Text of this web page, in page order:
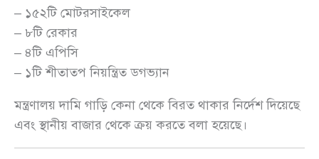
– ১৫২টি মোটরসাইকেল
– ৮টি রেকার
– ৪টি এপিসি
– ১টি শীতাতপ নিয়ন্ত্রিত ডগভ্যান
মন্ত্রণালয় দামি গাড়ি কেনা থেকে বিরত থাকার নির্দেশ দিয়েছে
এবং স্থানীয় বাজার থেকে ক্রয় করতে বলা হয়েছে।